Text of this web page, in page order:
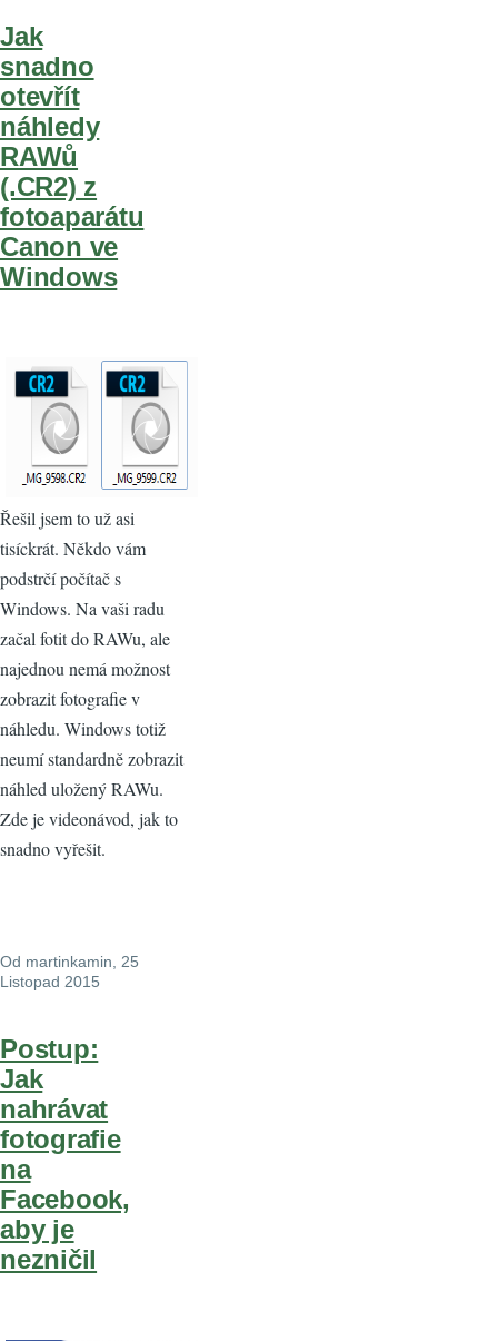
Jak
snadno
otevřít
náhledy
RAWů
(.CR2) z
fotoaparátu
Canon ve
Windows
Řešil jsem to už asi
tisíckrát. Někdo vám
podstrčí počítač s
Windows. Na vaši radu
začal fotit do RAWu, ale
najednou nemá možnost
zobrazit fotografie v
náhledu. Windows totiž
neumí standardně zobrazit
náhled uložený RAWu.
Zde je videonávod, jak to
snadno vyřešit.
Od martinkamin , 25
Listopad 2015
Postup:
Jak
nahrávat
fotografie
na
Facebook,
aby je
nezničil